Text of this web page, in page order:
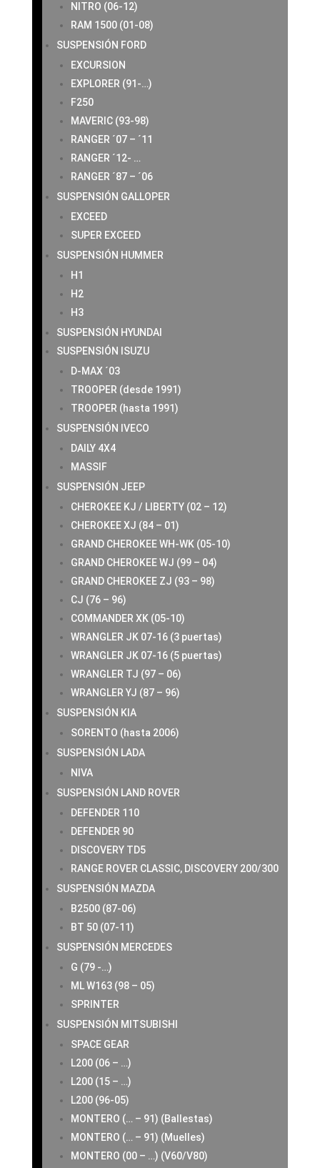
NITRO (06-12)
RAM 1500 (01-08)
SUSPENSIÓN FORD
EXCURSION
EXPLORER (91-…)
F250
MAVERIC (93-98)
RANGER ´07 – ´11
RANGER ´12- …
RANGER ´87 – ´06
SUSPENSIÓN GALLOPER
EXCEED
SUPER EXCEED
SUSPENSIÓN HUMMER
H1
H2
H3
SUSPENSIÓN HYUNDAI
SUSPENSIÓN ISUZU
D-MAX ´03
TROOPER (desde 1991)
TROOPER (hasta 1991)
SUSPENSIÓN IVECO
DAILY 4X4
MASSIF
SUSPENSIÓN JEEP
CHEROKEE KJ / LIBERTY (02 – 12)
CHEROKEE XJ (84 – 01)
GRAND CHEROKEE WH-WK (05-10)
GRAND CHEROKEE WJ (99 – 04)
GRAND CHEROKEE ZJ (93 – 98)
CJ (76 – 96)
COMMANDER XK (05-10)
WRANGLER JK 07-16 (3 puertas)
WRANGLER JK 07-16 (5 puertas)
WRANGLER TJ (97 – 06)
WRANGLER YJ (87 – 96)
SUSPENSIÓN KIA
SORENTO (hasta 2006)
SUSPENSIÓN LADA
NIVA
SUSPENSIÓN LAND ROVER
DEFENDER 110
DEFENDER 90
DISCOVERY TD5
RANGE ROVER CLASSIC, DISCOVERY 200/300
SUSPENSIÓN MAZDA
B2500 (87-06)
BT 50 (07-11)
SUSPENSIÓN MERCEDES
G (79 -…)
ML W163 (98 – 05)
SPRINTER
SUSPENSIÓN MITSUBISHI
SPACE GEAR
L200 (06 – …)
L200 (15 – …)
L200 (96-05)
MONTERO (… – 91) (Ballestas)
MONTERO (… – 91) (Muelles)
MONTERO (00 – …) (V60/V80)